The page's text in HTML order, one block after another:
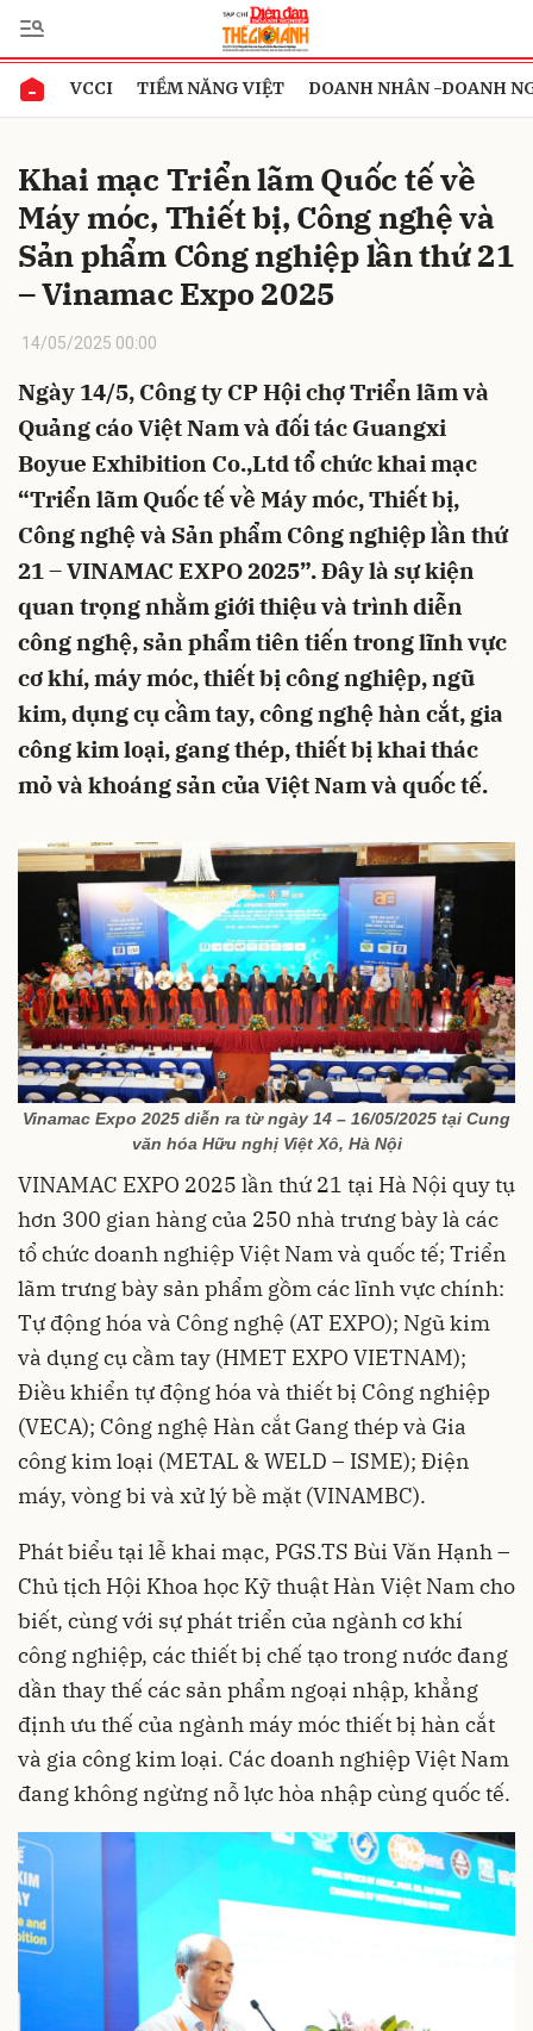
VCCI TIỀM NĂNG VIỆT DOANH NHÂN -DOANH
Khai mạc Triển lãm Quốc tế về
Máy móc, Thiết bị, Công nghệ và
Sản phẩm Công nghiệp lần thứ 21
– Vinamac Expo 2025
14/05/2025 00:00
Ngày 14/5, Công ty CP Hội chợ Triển lãm và
Quảng cáo Việt Nam và đối tác Guangxi
Boyue Exhibition Co.,Ltd tổ chức khai mạc
“Triển lãm Quốc tế về Máy móc, Thiết bị,
Công nghệ và Sản phẩm Công nghiệp lần thứ
21 – VINAMAC EXPO 2025”. Đây là sự kiện
quan trọng nhằm giới thiệu và trình diễn
công nghệ, sản phẩm tiên tiến trong lĩnh vực
cơ khí, máy móc, thiết bị công nghiệp, ngũ
kim, dụng cụ cầm tay, công nghệ hàn cắt, gia
công kim loại, gang thép, thiết bị khai thác
mỏ và khoáng sản của Việt Nam và quốc tế.
Vinamac Expo 2025 diễn ra từ ngày 14 – 16/05/2025 tại Cung
văn hóa Hữu nghị Việt Xô, Hà Nội
VINAMAC EXPO 2025 lần thứ 21 tại Hà Nội quy tụ
hơn 300 gian hàng của 250 nhà trưng bày là các
tổ chức doanh nghiệp Việt Nam và quốc tế; Triển
lãm trưng bày sản phẩm gồm các lĩnh vực chính:
Tự động hóa và Công nghệ (AT EXPO); Ngũ kim
và dụng cụ cầm tay (HMET EXPO VIETNAM);
Điều khiển tự động hóa và thiết bị Công nghiệp
(VECA); Công nghệ Hàn cắt Gang thép và Gia
công kim loại (METAL & WELD – ISME); Điện
máy, vòng bi và xử lý bề mặt (VINAMBC).
Phát biểu tại lễ khai mạc, PGS.TS Bùi Văn Hạnh –
Chủ tịch Hội Khoa học Kỹ thuật Hàn Việt Nam cho
biết, cùng với sự phát triển của ngành cơ khí
công nghiệp, các thiết bị chế tạo trong nước đang
dần thay thế các sản phẩm ngoại nhập, khẳng
định ưu thế của ngành máy móc thiết bị hàn cắt
và gia công kim loại. Các doanh nghiệp Việt Nam
đang không ngừng nỗ lực hòa nhập cùng quốc tế.
Gửi bình luận